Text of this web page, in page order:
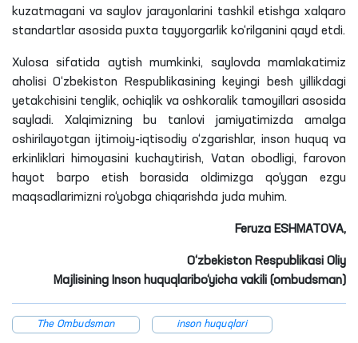
kuzatmagani va saylov jarayonlarini tashkil etishga xalqaro
standartlar asosida puxta tayyorgarlik ko‘rilganini qayd etdi.
Xulosa sifatida aytish mumkinki, saylovda mamlakatimiz
aholisi O‘zbekiston Respublikasining keyingi besh yillikdagi
yetakchisini tenglik, ochiqlik va oshkoralik tamoyillari asosida
sayladi. Xalqimizning bu tanlovi jamiyatimizda amalga
oshirilayotgan ijtimoiy-iqtisodiy o‘zgarishlar, inson huquq va
erkinliklari himoyasini kuchaytirish, Vatan obodligi, farovon
hayot barpo etish borasida oldimizga qo‘ygan ezgu
maqsadlarimizni ro‘yobga chiqarishda juda muhim.
Feruza ESHMATOVA,
O‘zbekiston Respublikasi Oliy
Majlisining Inson huquqlaribo‘yicha vakili (ombudsman)
The Ombudsman inson huquqlari